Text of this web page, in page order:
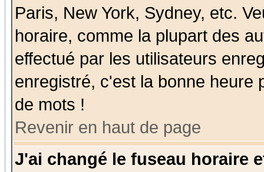
Paris, New York, Sydney, etc.
horaire, comme la plupart des
effectué par les utilisateurs
enregistré, c'est la bonne heure
de mots !
Revenir en haut de page
J'ai changé le fuseau horaire